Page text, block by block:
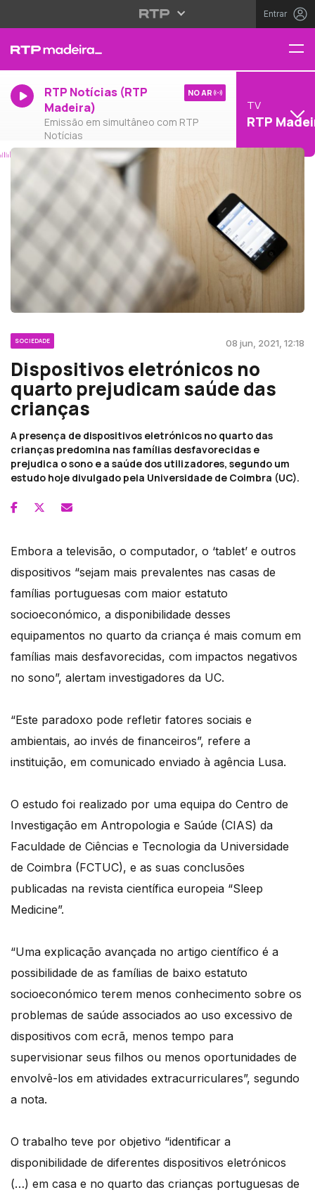
Entrar
RTP Notícias (RTP
Madeira)
Emissão em simultâneo com RTP
Notícias
NO AR
TV
RTP
SOCIEDADE 08 jun, 2021, 12:18
Dispositivos eletrónicos no
quarto prejudicam saúde das
crianças
A presença de dispositivos eletrónicos no quarto das
crianças predomina nas famílias desfavorecidas e
prejudica o sono e a saúde dos utilizadores, segundo um
estudo hoje divulgado pela Universidade de Coimbra (UC).
Embora a televisão, o computador, o ‘tablet’ e outros
dispositivos “sejam mais prevalentes nas casas de
famílias portuguesas com maior estatuto
socioeconómico, a disponibilidade desses
equipamentos no quarto da criança é mais comum em
famílias mais desfavorecidas, com impactos negativos
no sono”, alertam investigadores da UC.
“Este paradoxo pode refletir fatores sociais e
ambientais, ao invés de financeiros”, refere a
instituição, em comunicado enviado à agência Lusa.
O estudo foi realizado por uma equipa do Centro de
Investigação em Antropologia e Saúde (CIAS) da
Faculdade de Ciências e Tecnologia da Universidade
de Coimbra (FCTUC), e as suas conclusões
publicadas na revista científica europeia “Sleep
Medicine”.
“Uma explicação avançada no artigo científico é a
possibilidade de as famílias de baixo estatuto
socioeconómico terem menos conhecimento sobre os
problemas de saúde associados ao uso excessivo de
dispositivos com ecrã, menos tempo para
supervisionar seus filhos ou menos oportunidades de
envolvê-los em atividades extracurriculares”, segundo
a nota.
O trabalho teve por objetivo “identificar a
disponibilidade de diferentes dispositivos eletrónicos
(…) em casa e no quarto das crianças portuguesas de